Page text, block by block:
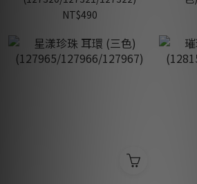
NT$490